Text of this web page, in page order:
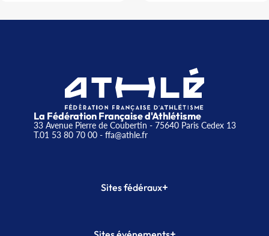
La Fédération Française d'Athlétisme
33 Avenue Pierre de Coubertin - 75640 Paris Cedex 13
T.01 53 80 70 00- ffa@athle.fr
Sites fédéraux+